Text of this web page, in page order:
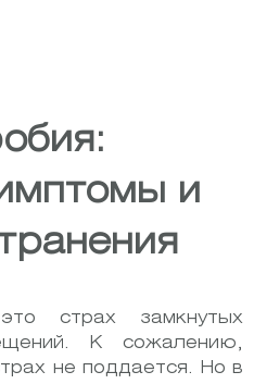
и
страх замкнутых
К сожалению,
не поддается. Но в